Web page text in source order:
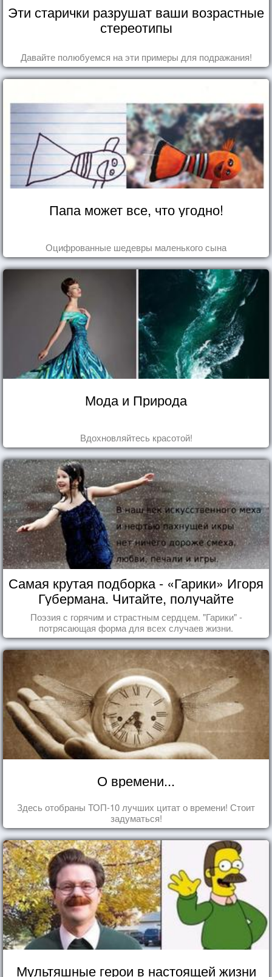
Эти старички разрушат ваши возрастные
стереотипы
Давайте полюбуемся на эти примеры для подражания!
Папа может все, что угодно!
Оцифрованные шедевры маленького сына
Мода и Природа
Вдохновляйтесь красотой!
Самая крутая подборка - «Гарики» Игоря
Губермана. Читайте, получайте
удовольствие!
Поэзия с горячим и страстным сердцем. "Гарики" -
потрясающая форма для всех случаев жизни.
О времени...
Здесь отобраны ТОП-10 лучших цитат о времени! Стоит
задуматься!
Мультяшные герои в настоящей жизни